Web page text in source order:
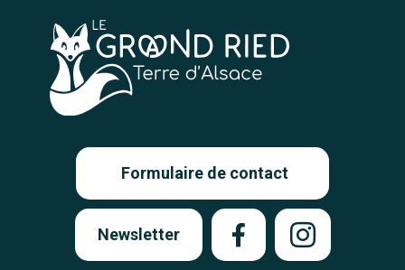
Formulaire de contact
Newsletter